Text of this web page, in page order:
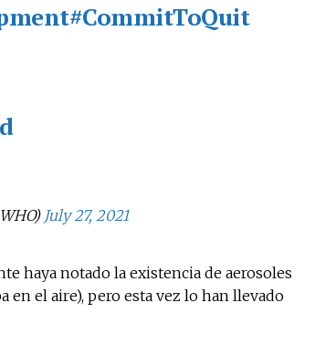
Subscribe to our daily clipping
#CommitToQuit
July 27, 2021
haya notado la existencia de aerosoles
en el aire), pero esta vez lo han llevado